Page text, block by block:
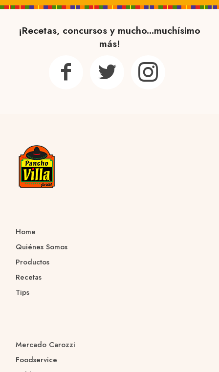
¡Recetas, concursos y mucho...muchísimo
más!
Home
Quiénes Somos
Productos
Recetas
Tips
Mercado Carozzi
Foodservice